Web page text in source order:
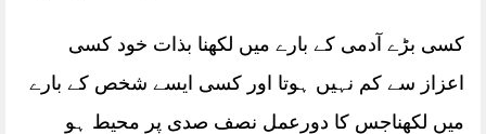
کسی بڑے آدمی کے بارے میں لکھنا بذات خود کسی
اعزاز سے کم نہیں ہوتا اور کسی ایسے شخص کے بارے
میں لکھناجس کا دورعمل نصف صدی پر محیط ہو